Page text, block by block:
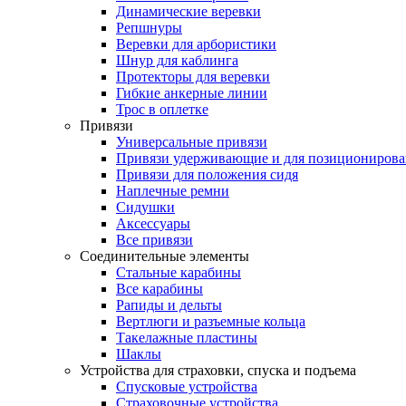
Динамические веревки
Репшнуры
Веревки для арбористики
Шнур для каблинга
Протекторы для веревки
Гибкие анкерные линии
Трос в оплетке
Привязи
Универсальные привязи
Привязи удерживающие и для
Привязи для положения сидя
Наплечные ремни
Сидушки
Аксессуары
Все привязи
Соединительные элементы
Стальные карабины
Все карабины
Рапиды и дельты
Вертлюги и разъемные кольца
Такелажные пластины
Шаклы
Устройства для страховки, спуска и подъема
Спусковые устройства
Страховочные устройства